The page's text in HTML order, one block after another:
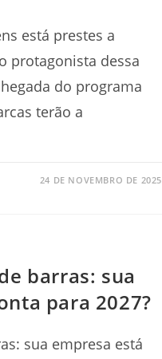
está prestes a
protagonista dessa
do programa
terão a
24 DE NOVEMBRO DE 2025
barras: sua
para 2027?
sua empresa está